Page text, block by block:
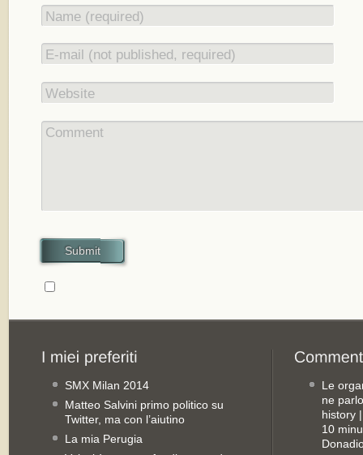
Name (required)
E-mail (not published, required)
Website
Comment
Submit
SMX Milan 2014
Matteo Salvini primo politico su
Twitter, ma con l’aiutino
La mia Perugia
Le
ne
history
10